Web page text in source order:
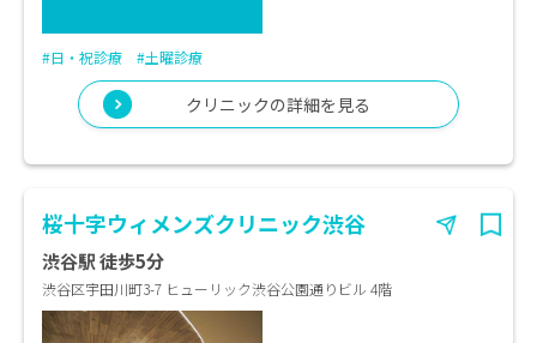
#日・祝診療 #土曜診療
クリニックの詳細を見る
桜十字ウィメンズクリニック渋谷
渋谷駅 徒歩5分
渋谷区宇田川町3-7 ヒューリック渋谷公園通りビル 4階